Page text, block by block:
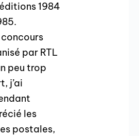
1984
concours
par RTL
peu trop
j’ai
les
postales,